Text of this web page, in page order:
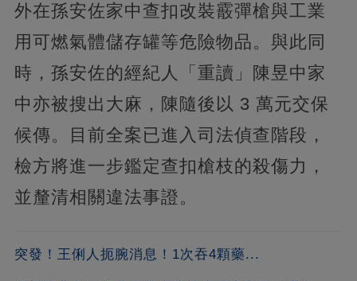
外在孫安佐家中查扣改裝霰彈槍與工業
用可燃氣體儲存罐等危險物品。與此同
時，孫安佐的經紀人「重讀」陳昱中家
中亦被搜出大麻，陳隨後以 3 萬元交保
候傳。目前全案已進入司法偵查階段，
檢方將進一步鑑定查扣槍枝的殺傷力，
並釐清相關違法事證。
突發！王俐人扼腕消息！1次吞4顆藥...